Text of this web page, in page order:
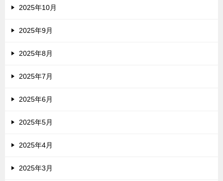
2025年10月
2025年9月
2025年8月
2025年7月
2025年6月
2025年5月
2025年4月
2025年3月